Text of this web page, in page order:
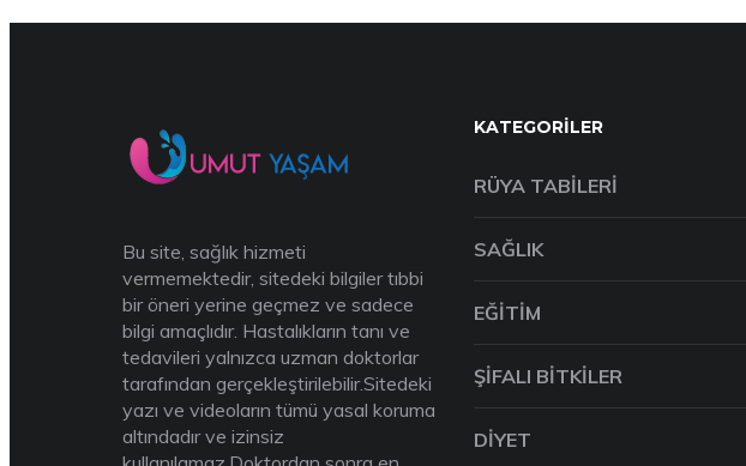
Bu site, sağlık hizmeti
vermemektedir, sitedeki bilgiler tıbbi
bir öneri yerine geçmez ve sadece
bilgi amaçlıdır. Hastalıkların tanı ve
tedavileri yalnızca uzman doktorlar
tarafından gerçekleştirilebilir.Sitedeki
yazı ve videoların tümü yasal koruma
altındadır ve izinsiz
KATEGORILER
RÜYA TABILERI
SAĞLIK
EĞITIM
ŞIFALI BITKILER
DIYET